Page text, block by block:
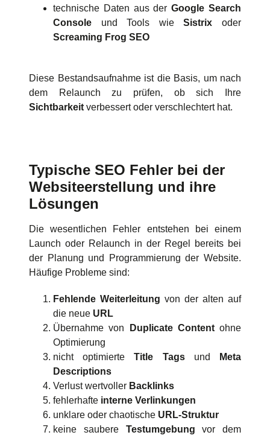
technische Daten aus derGoogle Search
Console und Tools wieSistrix oder
Screaming Frog SEO
Diese Bestandsaufnahme ist die Basis, um nach
dem Relaunch zu prüfen, ob sich Ihre
Sichtbarkeitverbessert oder verschlechtert hat.
Typische SEO Fehler bei der
Websiteerstellung und ihre
Lösungen
Die wesentlichen Fehler entstehen bei einem
Launch oder Relaunch in der Regel bereits bei
der Planung und Programmierung der Website.
Häufige Probleme sind:
Fehlende Weiterleitung von der alten auf
die neue URL
Übernahme von
Duplicate Contentohne
Optimierung
nicht optimierteTitle Tagsund
Meta
Descriptions
Verlust wertvoller Backlinks
fehlerhafte interne Verlinkungen
unklare oder chaotische URL-Struktur
keine saubere Testumgebung vor dem